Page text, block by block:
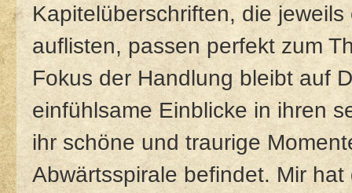
Kapitelüberschriften, die
auflisten, passen perfekt zum
Fokus der Handlung bleibt auf
einfühlsame Einblicke in ihren
ihr schöne und traurige
Abwärtsspirale befindet. Mir